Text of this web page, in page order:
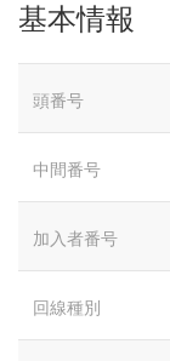
基本情報
頭番号
中間番号
加入者番号
回線種別